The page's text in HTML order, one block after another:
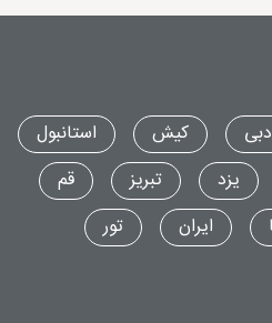
علاقه دارید. اگر این‌طور
غذا در
رستوران بسیار زیبا، غذاهای
ترکی و ایتالیایی را برای
لیست محبوب‌ترین رستوران‌های
دبی کیش
استانبول
یزد تبریز
قم
ایران تور